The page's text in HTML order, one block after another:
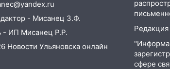
каждый знак 5
04.08.2026
проверяет
школы в посёлке
- Мисанец З.Ф.
- ИП Мисанец Р.Р.
Новости Ульяновска онлайн
сфере